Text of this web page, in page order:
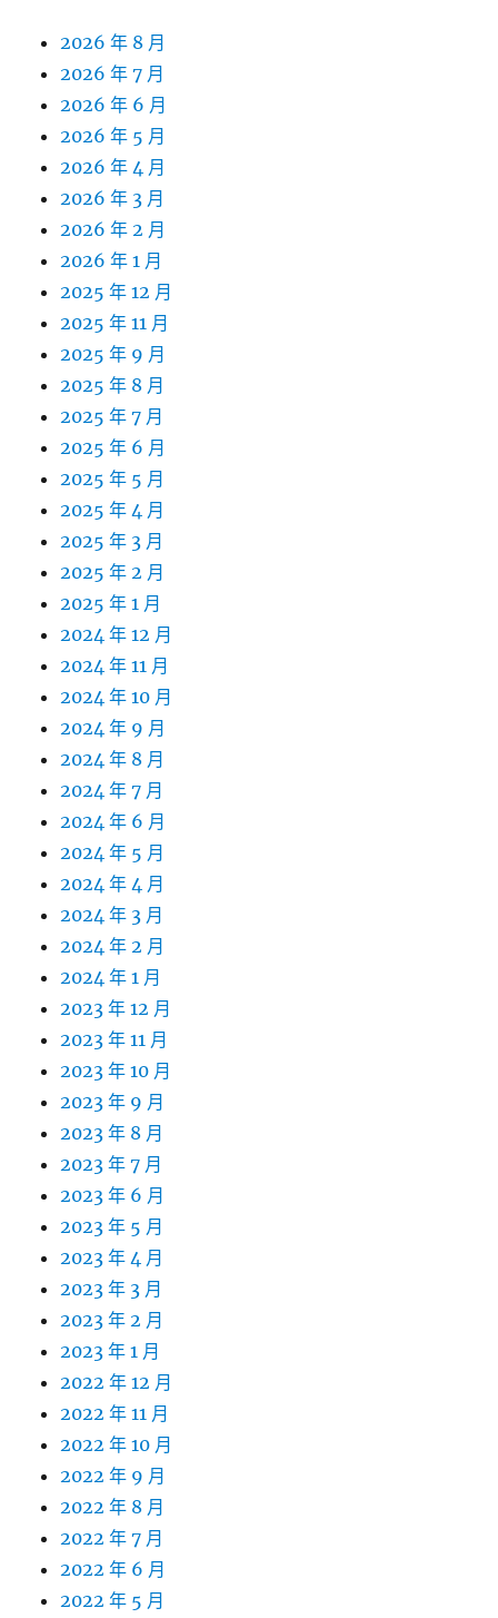
2026 年 8 月
2026 年 7 月
2026 年 6 月
2026 年 5 月
2026 年 4 月
2026 年 3 月
2026 年 2 月
2026 年 1 月
2025 年 12 月
2025 年 11 月
2025 年 9 月
2025 年 8 月
2025 年 7 月
2025 年 6 月
2025 年 5 月
2025 年 4 月
2025 年 3 月
2025 年 2 月
2025 年 1 月
2024 年 12 月
2024 年 11 月
2024 年 10 月
2024 年 9 月
2024 年 8 月
2024 年 7 月
2024 年 6 月
2024 年 5 月
2024 年 4 月
2024 年 3 月
2024 年 2 月
2024 年 1 月
2023 年 12 月
2023 年 11 月
2023 年 10 月
2023 年 9 月
2023 年 8 月
2023 年 7 月
2023 年 6 月
2023 年 5 月
2023 年 4 月
2023 年 3 月
2023 年 2 月
2023 年 1 月
2022 年 12 月
2022 年 11 月
2022 年 10 月
2022 年 9 月
2022 年 8 月
2022 年 7 月
2022 年 6 月
2022 年 5 月